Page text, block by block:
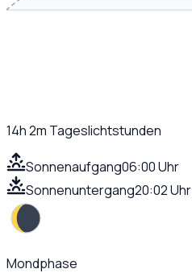
14h 2m Tageslichtstunden
Sonnenaufgang06:00 Uhr
Sonnenuntergang20:02 Uhr
Mondphase